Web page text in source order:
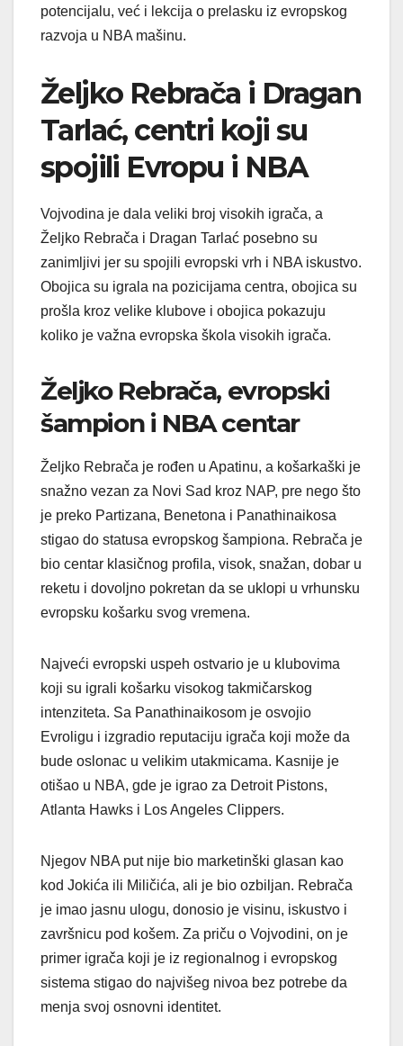
potencijalu, već i lekcija o prelasku iz evropskog
razvoja u NBA mašinu.
Željko Rebrača i Dragan
Tarlać, centri koji su
spojili Evropu i NBA
Vojvodina je dala veliki broj visokih igrača, a
Željko Rebrača i Dragan Tarlać posebno su
zanimljivi jer su spojili evropski vrh i NBA iskustvo.
Obojica su igrala na pozicijama centra, obojica su
prošla kroz velike klubove i obojica pokazuju
koliko je važna evropska škola visokih igrača.
Željko Rebrača, evropski
šampion i NBA centar
Željko Rebrača je rođen u Apatinu, a košarkaški je
snažno vezan za Novi Sad kroz NAP, pre nego što
je preko Partizana, Benetona i Panathinaikosa
stigao do statusa evropskog šampiona. Rebrača je
bio centar klasičnog profila, visok, snažan, dobar u
reketu i dovoljno pokretan da se uklopi u vrhunsku
evropsku košarku svog vremena.
Najveći evropski uspeh ostvario je u klubovima
koji su igrali košarku visokog takmičarskog
intenziteta. Sa Panathinaikosom je osvojio
Evroligu i izgradio reputaciju igrača koji može da
bude oslonac u velikim utakmicama. Kasnije je
otišao u NBA, gde je igrao za Detroit Pistons,
Atlanta Hawks i Los Angeles Clippers.
Njegov NBA put nije bio marketinški glasan kao
kod Jokića ili Miličića, ali je bio ozbiljan. Rebrača
je imao jasnu ulogu, donosio je visinu, iskustvo i
završnicu pod košem. Za priču o Vojvodini, on je
primer igrača koji je iz regionalnog i evropskog
sistema stigao do najvišeg nivoa bez potrebe da
menja svoj osnovni identitet.